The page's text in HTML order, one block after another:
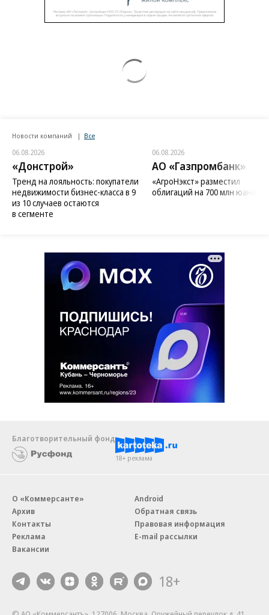
Новости компаний Все
06.08.2026
«Донстрой»
Тренд на лояльность: покупатели
недвижимости бизнес-класса в 9
из 10 случаев остаются
в сегменте
06.08.2026
АО «Газпромбанк»
«АгроНэкст» разместил
облигаций на 700 млн юаней
Благотворительный фонд
18+ реклама
О «Коммерсанте»
Архив
Контакты
Реклама
Вакансии
Android
Обратная связь
Правовая информация
E-mail рассылки
18+